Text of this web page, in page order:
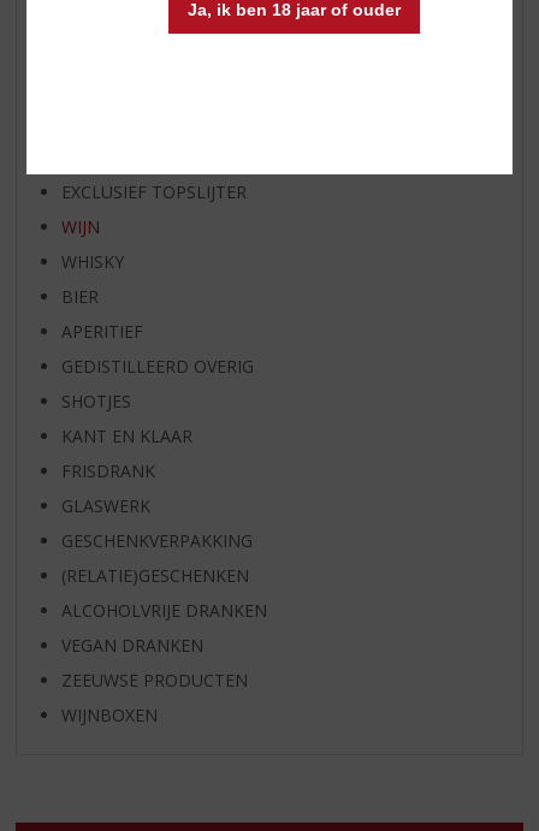
Ja, ik ben 18 jaar of ouder
WIJN VAN DE MAAND
EXCLUSIEF TOPSLIJTER
WIJN
WHISKY
BIER
APERITIEF
GEDISTILLEERD OVERIG
SHOTJES
KANT EN KLAAR
FRISDRANK
GLASWERK
GESCHENKVERPAKKING
(RELATIE)GESCHENKEN
ALCOHOLVRIJE DRANKEN
VEGAN DRANKEN
ZEEUWSE PRODUCTEN
WIJNBOXEN